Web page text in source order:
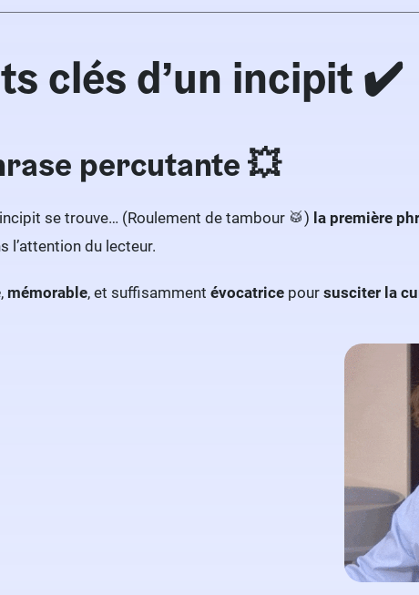
clés d’un incipit ✔️
percutante 💥
se trouve… (Roulement de tambour 🥁) la première
l’attention du lecteur.
, mémorable, et suffisamment évocatrice pour susciter la